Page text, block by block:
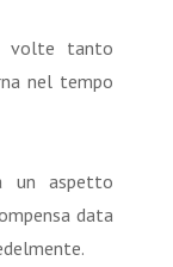
volte tanto
nel tempo
un aspetto
data